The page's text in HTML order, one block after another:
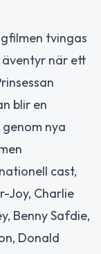
tvingas
när ett
blir en
nya
cast,
Joy, Charlie
Benny Safdie,
Donald